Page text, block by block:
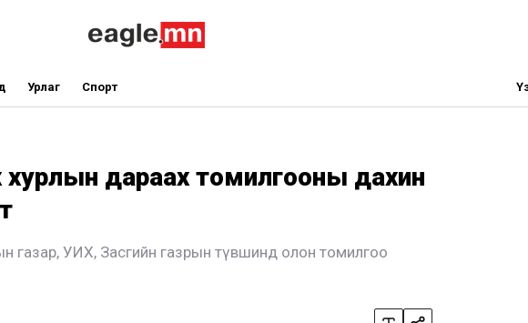
Урлаг Спорт
дараах томилгооны дахин
газар, УИХ, Засгийн газрын түвшинд олон томилгоо